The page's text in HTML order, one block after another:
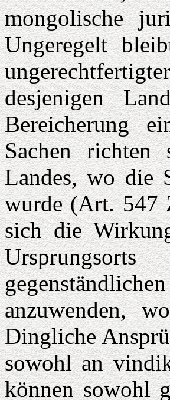
mongolische
Ungeregelt
desjenigen
Bereicherung
Sachen richten
Landes, wo die
wurde (Art. 547
sich die
anzuwenden,
Dingliche
sowohl an
können sowohl